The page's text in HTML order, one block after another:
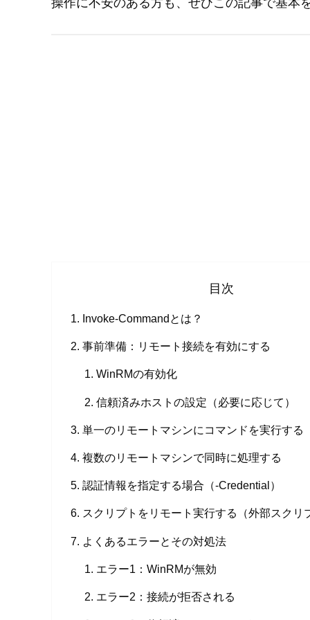
操作に不安のある方も、ぜひこの記事で基本
目次
Invoke-Commandとは？
事前準備：リモート接続を有効にする
WinRMの有効化
信頼済みホストの設定（必要に応じて）
単一のリモートマシンにコマンドを実行する
複数のリモートマシンで同時に処理する
認証情報を指定する場合（-Credential）
スクリプトをリモート実行する（外部スクリ
よくあるエラーとその対処法
エラー1：WinRMが無効
エラー2：接続が拒否される